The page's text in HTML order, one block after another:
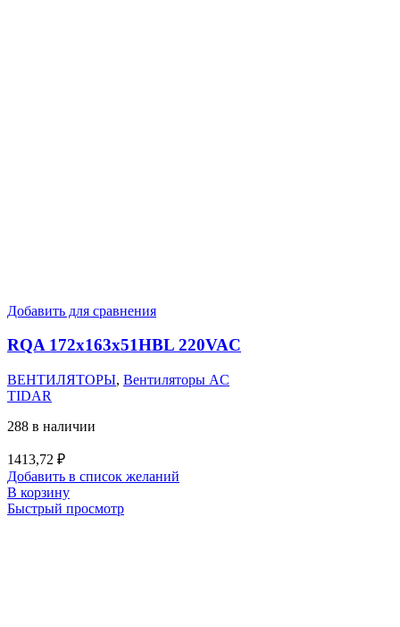
Добавить для сравнения
RQA 172x163x51HBL 220VAC
ВЕНТИЛЯТОРЫ, Вентиляторы AC
TIDAR
288 в наличии
1413,72 ₽
Добавить в список желаний
В корзину
Быстрый просмотр